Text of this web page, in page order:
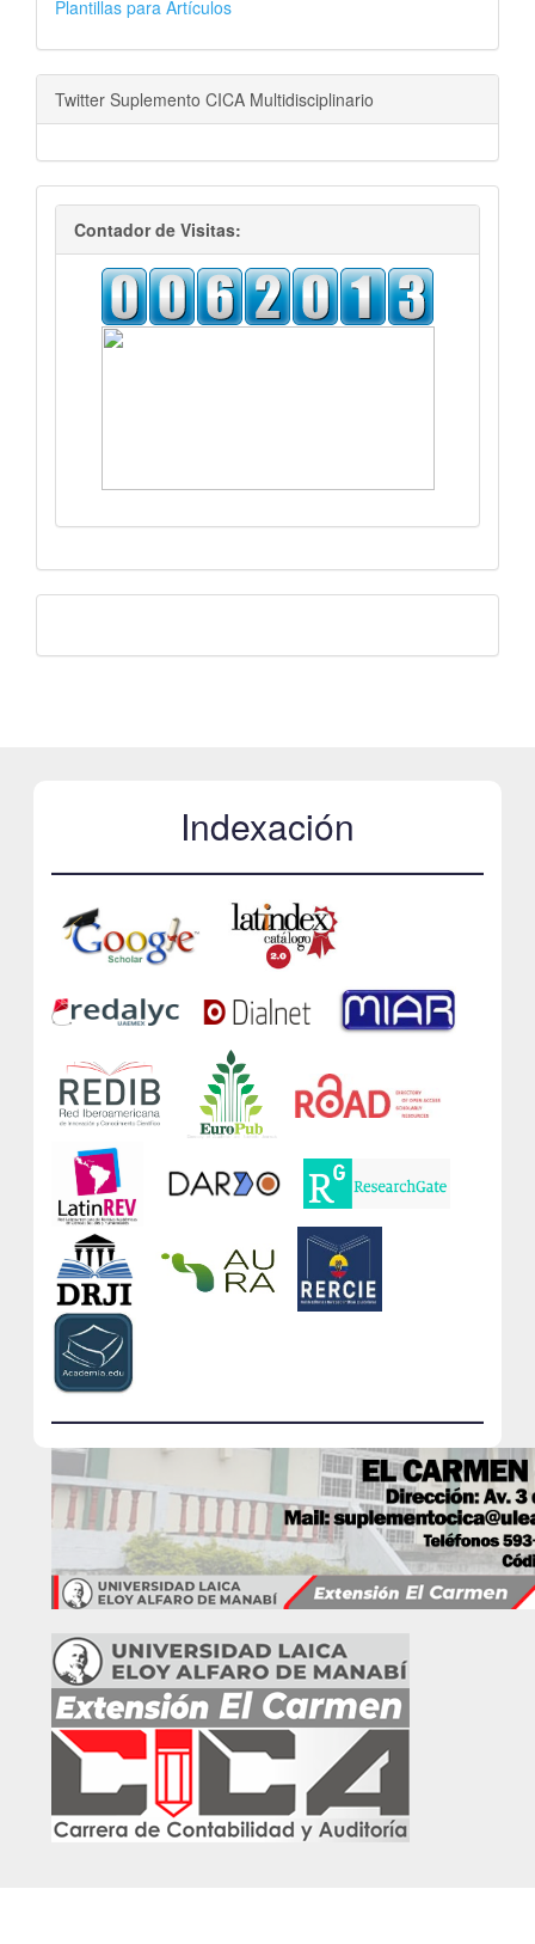
AUTORES
Plantillas para Artículos
Twitter Suplemento CICA Multidisciplinario
visitas
Contador de Visitas:
Indexación